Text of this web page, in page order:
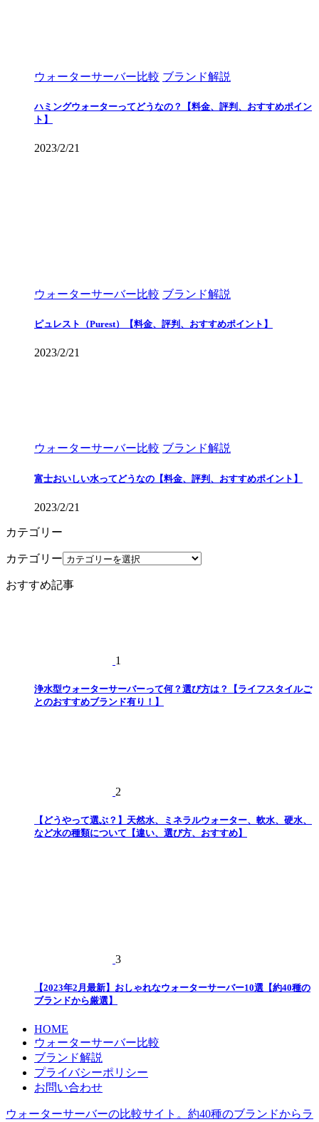
ウォーターサーバー比較 ブランド解説
ハミングウォーターってどうなの？【料金、評判、おすすめポイン
ト】
2023/2/21
ウォーターサーバー比較 ブランド解説
ピュレスト（Purest）【料金、評判、おすすめポイント】
2023/2/21
ウォーターサーバー比較 ブランド解説
富士おいしい水ってどうなの【料金、評判、おすすめポイント】
2023/2/21
カテゴリー
カテゴリー
おすすめ記事
1
浄水型ウォーターサーバーって何？選び方は？【ライフスタイルご
とのおすすめブランド有り！】
2
【どうやって選ぶ？】天然水、ミネラルウォーター、軟水、硬水、
など水の種類について【違い、選び方、おすすめ】
3
【2023年2月最新】おしゃれなウォーターサーバー10選【約40種の
ブランドから厳選】
HOME
ウォーターサーバー比較
ブランド解説
プライバシーポリシー
お問い合わせ
ウォーターサーバーの比較サイト。約40種のブランドからラ